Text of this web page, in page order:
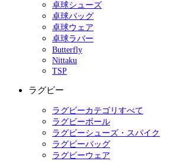
卓球シューズ
卓球バッグ
卓球ウェア
卓球ラバー
Butterfly
Nittaku
TSP
ラグビー
ラグビーカテゴリすべて
ラグビーボール
ラグビーシューズ・スパイク
ラグビーバッグ
ラグビーウェア